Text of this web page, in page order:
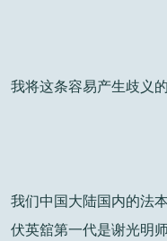
我将这条容易产生歧义
我们中国大陆国内的法
伏英舘第一代是谢光明